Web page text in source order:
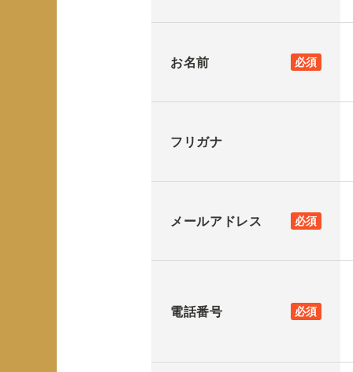
お名前 必須
フリガナ
メールアドレス 必須
電話番号 必須